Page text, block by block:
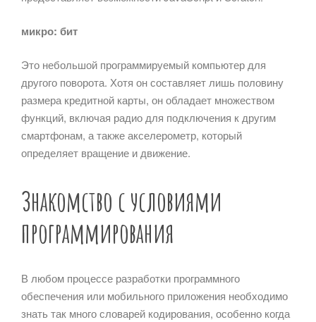
микро: бит
Это небольшой программируемый компьютер для
другого поворота. Хотя он составляет лишь половину
размера кредитной карты, он обладает множеством
функций, включая радио для подключения к другим
смартфонам, а также акселерометр, который
определяет вращение и движение.
Знакомство с условиями
программирования
В любом процессе разработки программного
обеспечения или мобильного приложения необходимо
знать так много словарей кодирования, особенно когда